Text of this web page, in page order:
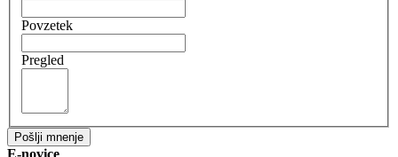
Povzetek
Pregled
Pošlji mnenje